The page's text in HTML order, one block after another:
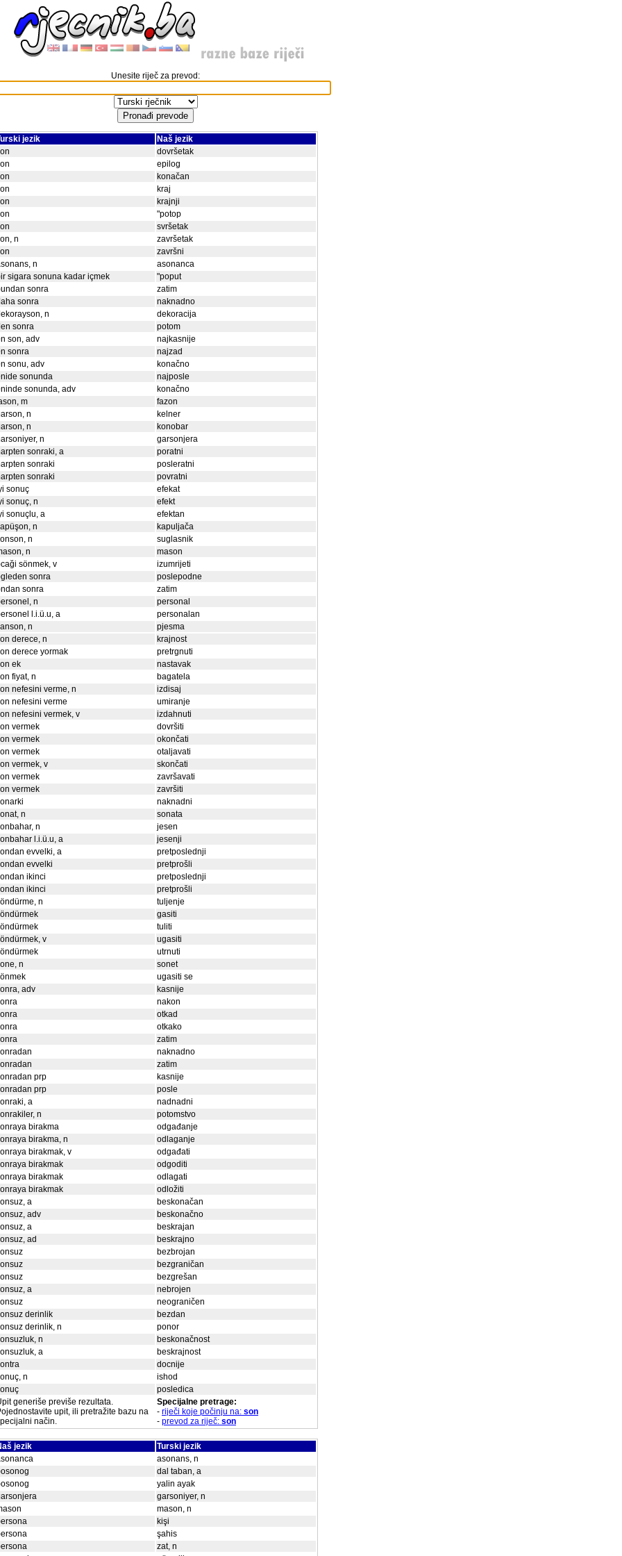
Unesite riječ za prevod:
jezik
Naš jezik
dovršetak
epilog
konačan
kraj
krajnji
"potop
svršetak
n
završetak
završni
n
asonanca
sigara sonuna kadar içmek
"poput
sonra
zatim
sonra
naknadno
n
dekoracija
sonra
potom
son, adv
najkasnije
sonra
najzad
sonu, adv
konačno
sonunda
najposle
sonunda, adv
konačno
m
fazon
n
kelner
n
konobar
n
garsonjera
sonraki, a
poratni
sonraki
posleratni
sonraki
povratni
sonuç
efekat
sonuç, n
efekt
sonuçlu, a
efektan
n
kapuljača
n
suglasnik
n
mason
sönmek, v
izumrijeti
sonra
poslepodne
sonra
zatim
n
personal
l.i.ü.u, a
personalan
n
pjesma
derece, n
krajnost
derece yormak
pretrgnuti
ek
nastavak
fiyat, n
bagatela
nefesini verme, n
izdisaj
nefesini verme
umiranje
nefesini vermek, v
izdahnuti
vermek
dovršiti
vermek
okončati
vermek
otaljavati
vermek, v
skončati
vermek
završavati
vermek
završiti
naknadni
n
sonata
n
jesen
l.i.ü.u, a
jesenji
evvelki, a
pretposlednji
evvelki
pretprošli
ikinci
pretposlednji
ikinci
pretprošli
n
tuljenje
gasiti
tuliti
v
ugasiti
utrnuti
n
sonet
ugasiti se
adv
kasnije
nakon
otkad
otkako
zatim
naknadno
zatim
prp
kasnije
prp
posle
a
nadnadni
n
potomstvo
birakma
odgađanje
birakma, n
odlaganje
birakmak, v
odgađati
birakmak
odgoditi
birakmak
odlagati
birakmak
odložiti
a
beskonačan
adv
beskonačno
a
beskrajan
ad
beskrajno
bezbrojan
bezgraničan
bezgrešan
a
nebrojen
neograničen
derinlik
bezdan
derinlik, n
ponor
n
beskonačnost
a
beskrajnost
docnije
n
ishod
posledica
generiše previše rezultata.
upit, ili pretražite bazu na
način.
Specijalne pretrage:
- riječi koje počinju na: son
- prevod za riječ: son
jezik
Turski jezik
asonans, n
dal taban, a
yalin ayak
garsoniyer, n
mason, n
kişi
şahis
zat, n